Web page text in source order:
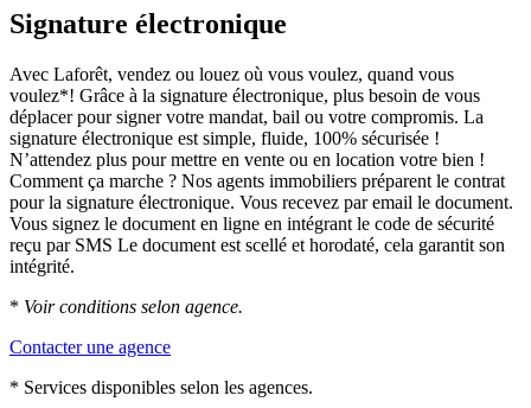
Signature électronique
Avec Laforêt, vendez ou louez où vous voulez, quand vous
voulez*! Grâce à la signature électronique, plus besoin de vous
déplacer pour signer votre mandat, bail ou votre compromis. La
signature électronique est simple, fluide, 100% sécurisée !
N’attendez plus pour mettre en vente ou en location votre bien !
Comment ça marche ? Nos agents immobiliers préparent le contrat
pour la signature électronique. Vous recevez par email le document.
Vous signez le document en ligne en intégrant le code de sécurité
reçu par SMS Le document est scellé et horodaté, cela garantit son
intégrité.
* Voir conditions selon agence.
Contacter une agence
* Services disponibles selon les agences.